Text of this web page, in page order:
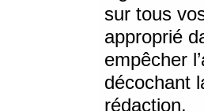
sur tous
approprié
empêcher
décochant
rédaction.